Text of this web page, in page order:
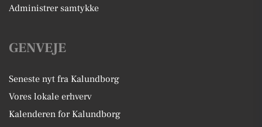
Administrer samtykke
GENVEJE
Seneste nyt fra Kalundborg
Vores lokale erhverv
Kalenderen for Kalundborg